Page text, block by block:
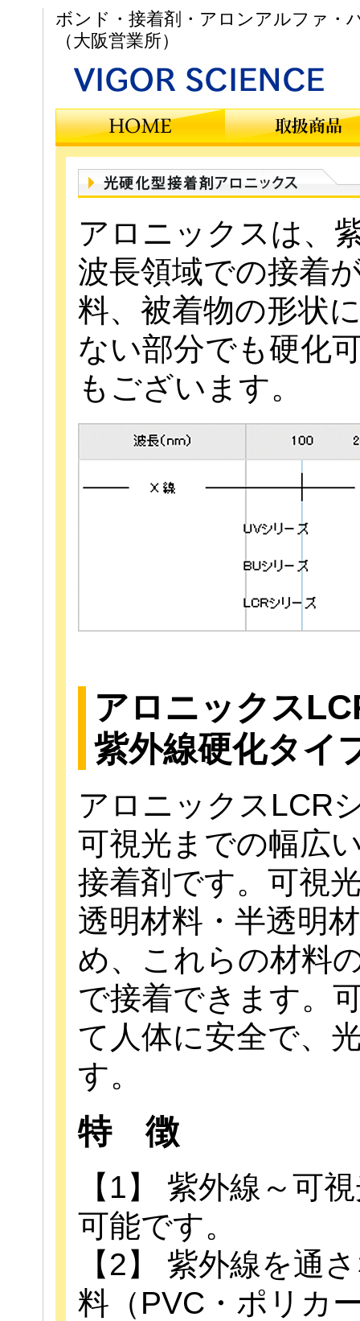
ボンド・接着剤・アロンアルファ・
（大阪営業所）
アロニックスは、
波長領域での接着
料、被着物の形状
ない部分でも硬化
もございます。
アロニックス
紫外線硬化タイ
アロニックスLCR
可視光までの幅広
接着剤です。可視
透明材料・半透明
め、これらの材料
で接着できます。
て人体に安全で、
す。
特 徴
【1】 紫外線～可
可能です。
【2】 紫外線を通
料（PVC・ポリカ